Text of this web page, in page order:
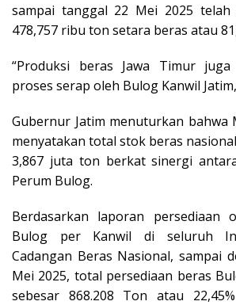
sampai tanggal 22 Mei 2025 telah
478,757 ribu ton setara beras atau
“Produksi beras Jawa Timur
proses serap oleh Bulog Kanwil
Gubernur Jatim menuturkan bahwa
menyatakan total stok beras
3,867 juta ton berkat sinergi
Perum Bulog.
Berdasarkan laporan persediaan
Bulog per Kanwil di seluruh
Cadangan Beras Nasional, sampai
Mei 2025, total persediaan beras
sebesar 868.208 Ton atau